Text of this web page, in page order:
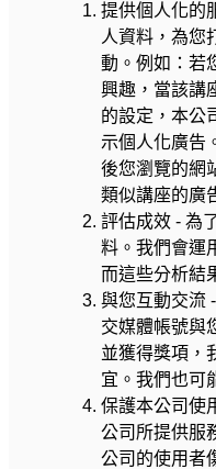
提供個人化的
人資料，為您
動。例如：若
興趣，當該講
的設定，本公
示個人化廣告
後您瀏覽的網
類似講座的廣
評估成效 - 為
料。我們會運
而這些分析結
與您互動交流
交媒體帳號與
並獲得獎項，
宜。我們也可
保護本公司使
公司所提供服
公司的使用者